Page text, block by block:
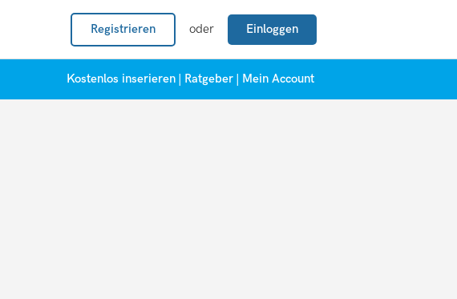
Registrieren oder Einloggen
Kostenlos inserieren Ratgeber Mein Account